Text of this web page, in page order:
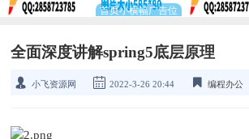
全面深度讲解spring5底层原理
小飞资源网 2022-3-26 20:44 编程办公